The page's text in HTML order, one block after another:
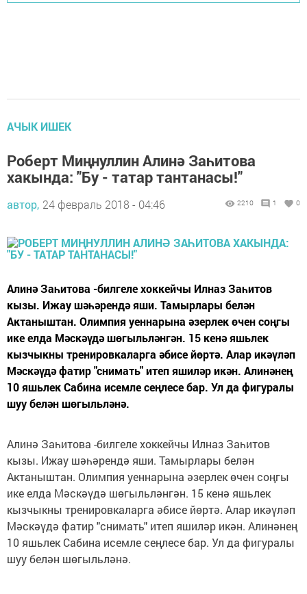
АЧЫК ИШЕК
Роберт Миңнуллин Алинә Заһитова
хакында: "Бу - татар тантанасы!"
автор, 24 февраль 2018 - 04:46 2210 1 0
Алинә Заһитова -билгеле хоккейчы Илназ Заһитов
кызы. Ижау шәһәрендә яши. Тамырлары белән
Актаныштан. Олимпия уеннарына әзерлек өчен соңгы
ике елда Мәскәүдә шөгыльләнгән. 15 кенә яшьлек
кызчыкны тренировкаларга әбисе йөртә. Алар икәүләп
Мәскәүдә фатир "снимать" итеп яшиләр икән. Алинәнең
10 яшьлек Сабина исемле сеңлесе бар. Ул да фигуралы
шуу белән шөгыльләнә.
Алинә Заһитова -билгеле хоккейчы Илназ Заһитов
кызы. Ижау шәһәрендә яши. Тамырлары белән
Актаныштан. Олимпия уеннарына әзерлек өчен соңгы
ике елда Мәскәүдә шөгыльләнгән. 15 кенә яшьлек
кызчыкны тренировкаларга әбисе йөртә. Алар икәүләп
Мәскәүдә фатир "снимать" итеп яшиләр икән. Алинәнең
10 яшьлек Сабина исемле сеңлесе бар. Ул да фигуралы
шуу белән шөгыльләнә.